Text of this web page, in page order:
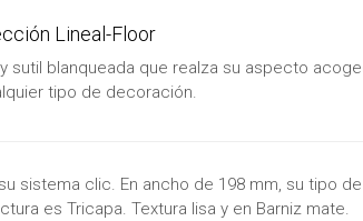
Lineal-Floor
sutil blanqueada que realza su aspecto
tipo de decoración.
sistema clic. En ancho de 198 mm, su tipo
es Tricapa. Textura lisa y en Barniz mate.